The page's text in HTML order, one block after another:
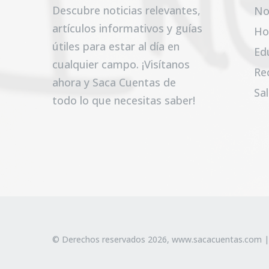
Descubre noticias relevantes,
artículos informativos y guías
útiles para estar al día en
cualquier campo. ¡Visítanos
ahora y Saca Cuentas de
todo lo que necesitas saber!
© Derechos reservados 2026, www.sacacuentas.com